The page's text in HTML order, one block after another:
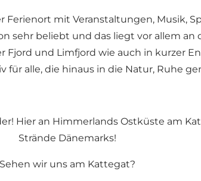
mit Veranstaltungen, Musik,
sehr beliebt und das liegt vor allem
Fjord und Limfjord wie auch in kurzer
für alle, die hinaus in die Natur, Ruhe
Hier an Himmerlands Ostküste am
Strände Dänemarks!
Sehen wir uns am Kattegat?